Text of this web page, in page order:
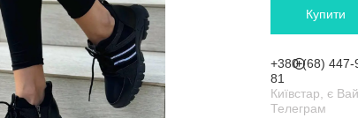
Купити
+380 (68) 447-
81
Київстар, є
Телеграм